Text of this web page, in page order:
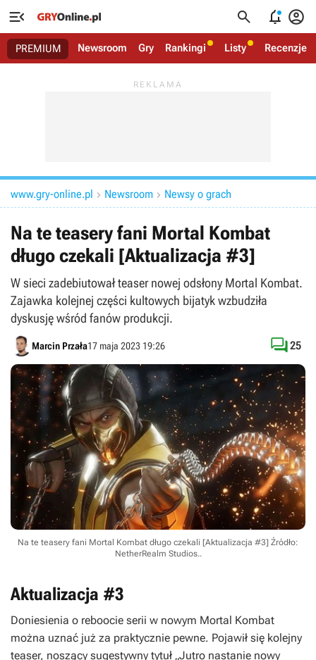
   
PREMIUM Newsroom Gry Rankingi Listy Recenzje
www.gry-online.pl  Newsroom  Newsy o grach
Na te teasery fani Mortal Kombat
długo czekali [Aktualizacja #3]
W sieci zadebiutował teaser nowej odsłony Mortal Kombat.
Zajawka kolejnej części kultowych bijatyk wzbudziła
dyskusję wśród fanów produkcji.
Marcin Przała17 maja 2023 19:26 25
Na te teasery fani Mortal Kombat długo czekali [Aktualizacja #3] Źródło:
NetherRealm Studios..
Aktualizacja #3
Doniesienia o reboocie serii w nowym Mortal Kombat
można uznać już za praktycznie pewne. Pojawił się kolejny
teaser, noszący sugestywny tytuł „Jutro nastanie nowy